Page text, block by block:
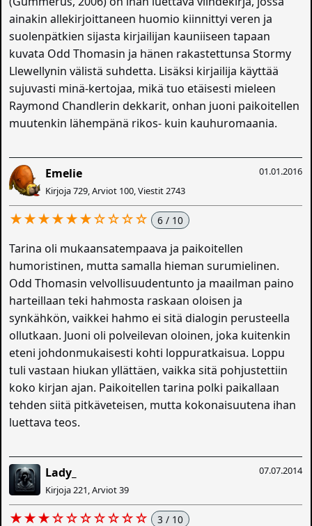
ainakin allekirjoittaneen huomio kiinnittyi veren ja
suolenpätkien sijasta kirjailijan kauniiseen tapaan
kuvata Odd Thomasin ja hänen rakastettunsa Stormy
Llewellynin välistä suhdetta. Lisäksi kirjailija käyttää
sujuvasti minä-kertojaa, mikä tuo etäisesti mieleen
Raymond Chandlerin dekkarit, onhan juoni paikoitellen
muutenkin lähempänä rikos- kuin kauhuromaania.
01.01.2016
Emelie
Kirjoja 729, Arviot 100, Viestit 2743
★★★★★★☆☆☆☆ 6 / 10
Tarina oli mukaansatempaava ja paikoitellen
humoristinen, mutta samalla hieman surumielinen.
Odd Thomasin velvollisuudentunto ja maailman paino
harteillaan teki hahmosta raskaan oloisen ja
synkähkön, vaikkei hahmo ei sitä dialogin perusteella
ollutkaan. Juoni oli polveilevan oloinen, joka kuitenkin
eteni johdonmukaisesti kohti loppuratkaisua. Loppu
tuli vastaan hiukan yllättäen, vaikka sitä pohjustettiin
koko kirjan ajan. Paikoitellen tarina polki paikallaan
tehden siitä pitkäveteisen, mutta kokonaisuutena ihan
luettava teos.
07.07.2014
Lady_
Kirjoja 221, Arviot 39
★★★☆☆☆☆☆☆☆ 3 / 10